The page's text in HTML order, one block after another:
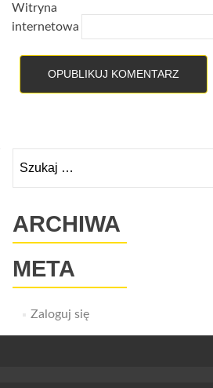
Witryna
internetowa
ARCHIWA
META
Zaloguj się